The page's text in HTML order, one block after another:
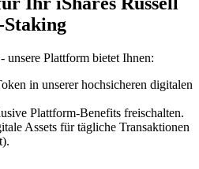
unsere Plattform bietet Ihnen:
in unserer hochsicheren digitalen
Plattform-Benefits freischalten.
Assets für tägliche Transaktionen